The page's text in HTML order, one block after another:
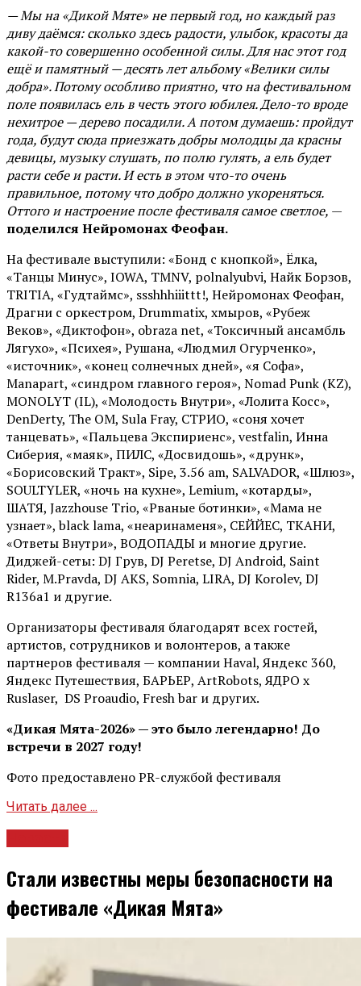
— Мы на «Дикой Мяте» не первый год, но каждый раз
диву даёмся: сколько здесь радости, улыбок, красоты да
какой-то совершенно особенной силы. Для нас этот год
ещё и памятный — десять лет альбому «Велики силы
добра». Потому особливо приятно, что на фестивальном
поле появилась ель в честь этого юбилея. Дело-то вроде
нехитрое — дерево посадили. А потом думаешь: пройдут
года, будут сюда приезжать добры молодцы да красны
девицы, музыку слушать, по полю гулять, а ель будет
расти себе и расти. И есть в этом что-то очень
правильное, потому что добро должно укореняться.
Оттого и настроение после фестиваля самое светлое, —
поделился Нейромонах Феофан.
На фестивале выступили: «Бонд с кнопкой», Ёлка,
«Танцы Минус», IOWA, TMNV, polnalyubvi, Найк Борзов,
TRITIA, «Гудтаймс», ssshhhiiittt!, Нейромонах Феофан,
Драгни с оркестром, Drummatix, хмыров, «Рубеж
Веков», «Диктофон», obraza net, «Токсичный ансамбль
Лягухо», «Психея», Рушана, «Людмил Огурченко»,
«источник», «конец солнечных дней», «я Софа»,
Manapart, «синдром главного героя», Nomad Punk (KZ),
MONOLYT (IL), «Молодость Внутри», «Лолита Косс»,
DenDerty, The OM, Sula Fray, СТРИО, «соня хочет
танцевать», «Пальцева Экспириенс», vestfalin, Инна
Сиберия, «маяк», ПИЛС, «Досвидошь», «друнк»,
«Борисовский Тракт», Sipe, 3.56 am, SALVADOR, «Шлюз»,
SOULTYLER, «ночь на кухне», Lemium, «котарды»,
ШАТЯ, Jazzhouse Trio, «Рваные ботинки», «Мама не
узнает», black lama, «неаринаменя», СЕЙЙЕС, ТКАНИ,
«Ответы Внутри», ВОДОПАДЫ и многие другие.
Диджей-сеты: DJ Грув, DJ Peretse, DJ Android, Saint
Rider, М.Pravda, DJ AKS, Somnia, LIRA, DJ Korolev, DJ
R136a1 и другие.
Организаторы фестиваля благодарят всех гостей,
артистов, сотрудников и волонтеров, а также
партнеров фестиваля — компании Haval, Яндекс 360,
Яндекс Путешествия, БАРЬЕР, ArtRobots, ЯДРО х
Ruslaser, DS Proaudio, Fresh bar и других.
«Дикая Мята-2026» — это было легендарно! До
встречи в 2027 году!
Фото предоставлено PR-службой фестиваля
Читать далее ...
Стали известны меры безопасности на
фестивале «Дикая Мята»